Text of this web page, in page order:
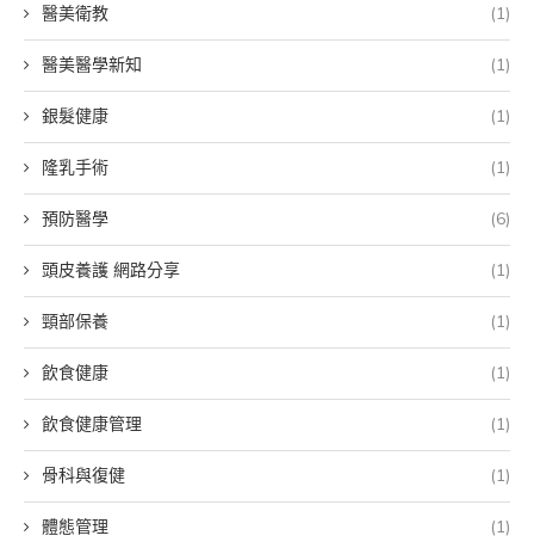
醫美衛教 (1)
醫美醫學新知 (1)
銀髮健康 (1)
隆乳手術 (1)
預防醫學 (6)
頭皮養護 網路分享 (1)
頸部保養 (1)
飲食健康 (1)
飲食健康管理 (1)
骨科與復健 (1)
體態管理 (1)